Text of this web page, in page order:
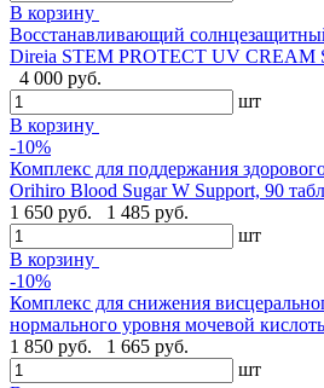
В корзину
Восстанавливающий
Direia STEM PROTECT UV CREAM
4 000 руб.
шт
В корзину
-10%
Комплекс для поддержания
Orihiro Blood Sugar W Support, 90
1 650 руб.
1 485 руб.
шт
В корзину
-10%
Комплекс для снижения
нормального уровня мочевой
1 850 руб.
1 665 руб.
шт